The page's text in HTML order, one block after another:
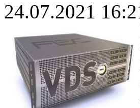
24.07.2021